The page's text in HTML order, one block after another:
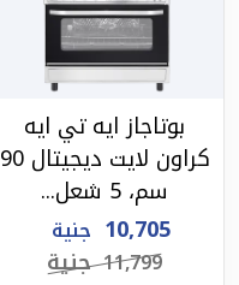
بوتاجاز ايه تي ايه
كراون لايت ديجيتال 90
سم، 5 شعل...
10,705 جنية
11,799 جنية